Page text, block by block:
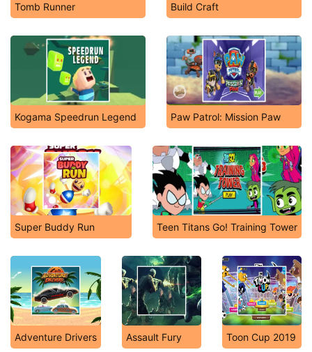
Tomb Runner Build Craft
Kogama Speedrun Legend Paw Patrol: Mission Paw
Super Buddy Run Teen Titans Go! Training Tower
Adventure Drivers Assault Fury Toon Cup 2019